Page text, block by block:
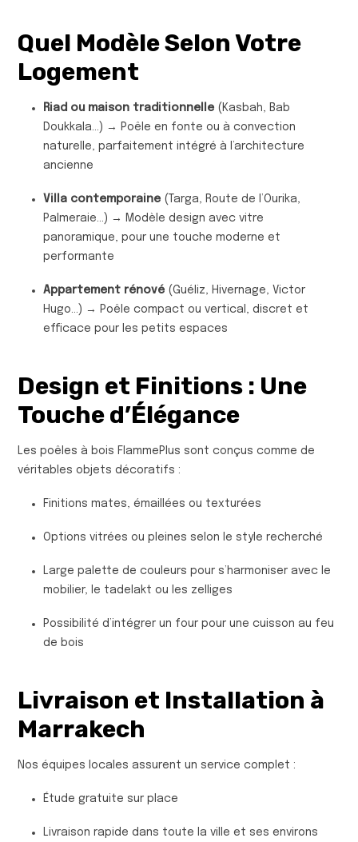
Quel Modèle Selon Votre
Logement
Riad ou maison traditionnelle (Kasbah, Bab
Doukkala…) → Poêle en fonte ou à convection
naturelle, parfaitement intégré à l’architecture
ancienne
Villa contemporaine (Targa, Route de l’Ourika,
Palmeraie…) → Modèle design avec vitre
panoramique, pour une touche moderne et
performante
Appartement rénové (Guéliz, Hivernage, Victor
Hugo…) → Poêle compact ou vertical, discret et
efficace pour les petits espaces
Design et Finitions : Une
Touche d’Élégance
Les poêles à bois FlammePlus sont conçus comme de
véritables objets décoratifs :
Finitions mates, émaillées ou texturées
Options vitrées ou pleines selon le style recherché
Large palette de couleurs pour s’harmoniser avec le
mobilier, le tadelakt ou les zelliges
Possibilité d’intégrer un four pour une cuisson au feu
de bois
Livraison et Installation à
Marrakech
Nos équipes locales assurent un service complet :
Étude gratuite sur place
Livraison rapide dans toute la ville et ses environs